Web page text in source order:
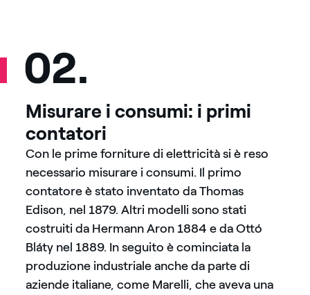
02.
Misurare i consumi: i primi
contatori
Con le prime forniture di elettricità si è reso
necessario misurare i consumi. Il primo
contatore è stato inventato da Thomas
Edison, nel 1879. Altri modelli sono stati
costruiti da Hermann Aron 1884 e da Ottó
Bláty nel 1889. In seguito è cominciata la
produzione industriale anche da parte di
aziende italiane, come Marelli, che aveva una